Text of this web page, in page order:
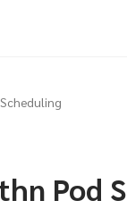
Scheduling
Pod